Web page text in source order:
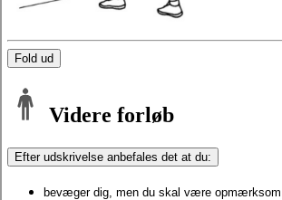
Fold ud
Videre forløb
Efter udskrivelse anbefales det at du:
bevæger dig , men du skal være